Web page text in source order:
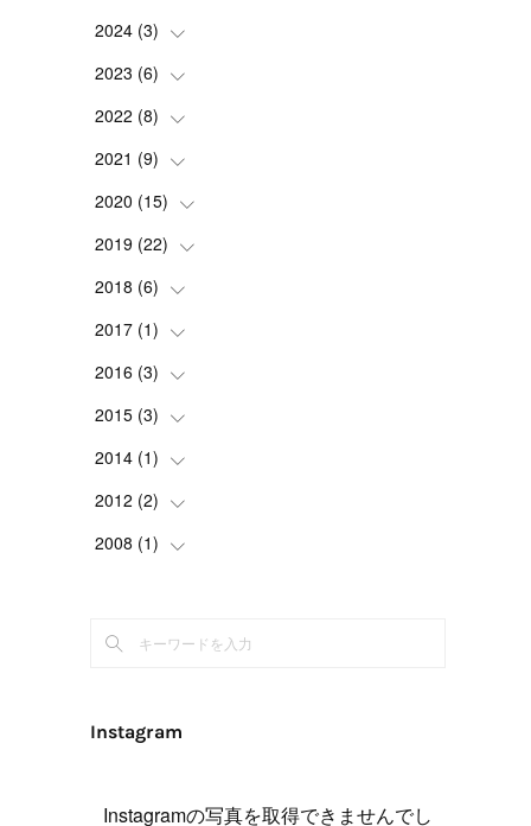
(1
(1
(1
2024 (3)
(1
(2
2023 (6)
(1
(1
(1)
(2)
(1
2022 (8)
(1
(1)
(2)
(1
(1
(1
(1
2021 (9)
(1)
(2)
(2
(1
(1
(2
2020 (15)
(1)
(2
(1
(2
(1
(1
(2
(3
2019 (22)
(3
(4
(1
(4
(2
(1
(1
2018 (6)
(4
(1
(1
2017 (1)
(1
2016 (3)
(1
(2
2015 (3)
(1
(1
(1
2014 (1)
(1
2012 (2)
(2
2008 (1)
Instagram
Instagramの写真を取得できませんでし